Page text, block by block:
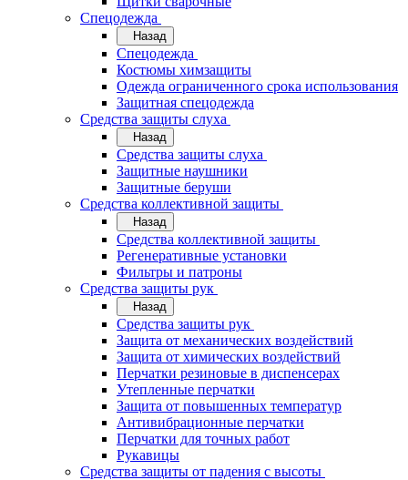
Спецодежда
Назад
Спецодежда
Костюмы химзащиты
Одежда ограниченного срока использования
Защитная спецодежда
Средства защиты слуха
Назад
Средства защиты слуха
Защитные наушники
Защитные беруши
Средства коллективной защиты
Назад
Средства коллективной защиты
Регенеративные установки
Фильтры и патроны
Средства защиты рук
Назад
Средства защиты рук
Защита от механических воздействий
Защита от химических воздействий
Перчатки резиновые в диспенсерах
Утепленные перчатки
Защита от повышенных температур
Антивибрационные перчатки
Перчатки для точных работ
Рукавицы
Средства защиты от падения с высоты